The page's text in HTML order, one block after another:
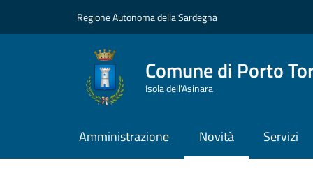
Regione Autonoma della Sardegna
Comune di Porto
Isola dell’Asinara
Amministrazione Novità Servizi